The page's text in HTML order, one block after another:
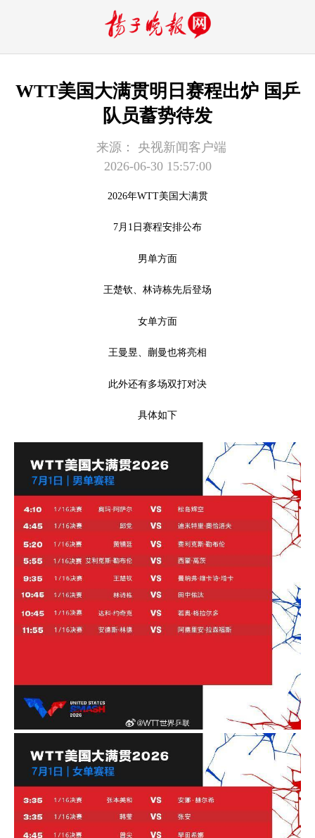
WTT美国大满贯明日赛程出炉 国乒
队员蓄势待发
来源：
央视新闻客户端
2026-06-30 15:57:00
2026年WTT美国大满贯
7月1日赛程安排公布
男单方面
王楚钦、林诗栋先后登场
女单方面
王曼昱、蒯曼也将亮相
此外还有多场双打对决
具体如下